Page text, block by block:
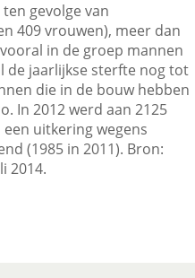
gevolge van
409 vrouwen), meer dan
in de groep mannen
de jaarlijkse sterfte nog tot
die in de bouw hebben
In 2012 werd aan 2125
uitkering wegens
(1985 in 2011). Bron:
2014.